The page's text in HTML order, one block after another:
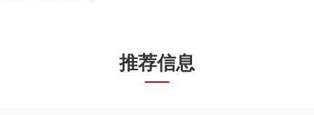
推荐信息